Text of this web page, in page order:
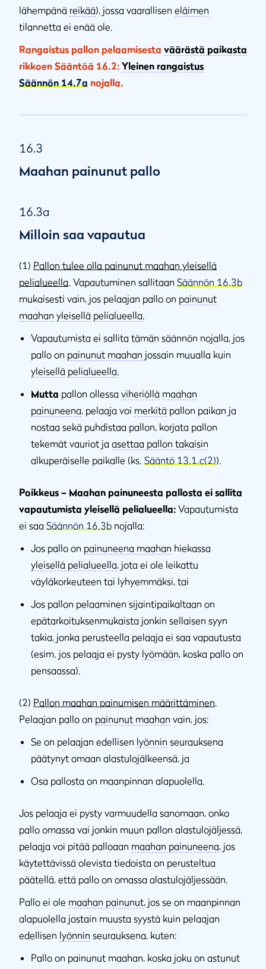
lähempänä reikää), jossa vaarallisen eläimen
tilannetta ei enää ole.
Rangaistus pallon pelaamisesta väärästä paikasta
rikkoen Sääntöä 16.2: Yleinen rangaistus
Säännön 14.7a nojalla.
16.3
Maahan painunut pallo
16.3a
Milloin saa vapautua
(1) Pallon tulee olla painunut maahan yleisellä
pelialueella . Vapautuminen sallitaan Säännön 16.3b
mukaisesti vain, jos pelaajan pallo on painunut
maahan yleisellä pelialueella
Vapautumista ei sallita tämän säännön nojalla, jos
pallo on painunut maahan jossain muualla kuin
yleisellä pelialueella
Mutta pallon ollessa viheriöllä maahan
painuneena, pelaaja voi merkitä pallon paikan ja
nostaa sekä puhdistaa pallon, korjata pallon
tekemät vauriot ja asettaa pallon takaisin
alkuperäiselle paikalle (ks. Sääntö 13.1.c(2)).
Poikkeus – Maahan painuneesta pallosta ei sallita
vapautumista yleisellä pelialueella: Vapautumista
ei saa Säännön 16.3b nojalla:
Jos pallo on painuneena maahan hiekassa
yleisellä pelialueella, jota ei ole leikattu
väyläkorkeuteen tai lyhyemmäksi, tai
Jos pallon pelaaminen sijaintipaikaltaan on
epätarkoituksenmukaista jonkin sellaisen syyn
takia, jonka perusteella pelaaja ei saa vapautusta
(esim. jos pelaaja ei pysty lyömään, koska pallo on
pensaassa).
(2) Pallon maahan painumisen määrittäminen
Pelaajan pallo on painunut maahan vain, jos:
Se on pelaajan edellisen lyönnin seurauksena
päätynyt omaan alastulojälkeensä, ja
Osa pallosta on maanpinnan alapuolella.
Jos pelaaja ei pysty varmuudella sanomaan, onko
pallo omassa vai jonkin muun pallon alastulojäljessä,
pelaaja voi pitää palloaan maahan painuneena, jos
käytettävissä olevista tiedoista on perusteltua
päätellä, että pallo on omassa alastulojäljessään.
Pallo ei ole maahan painunut, jos se on maanpinnan
alapuolella jostain muusta syystä kuin pelaajan
edellisen lyönnin seurauksena, kuten:
Pallo on painunut maahan, koska joku on astunut